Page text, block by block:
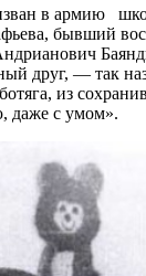
в армию
бывший
друг, — так
из
даже с умом».